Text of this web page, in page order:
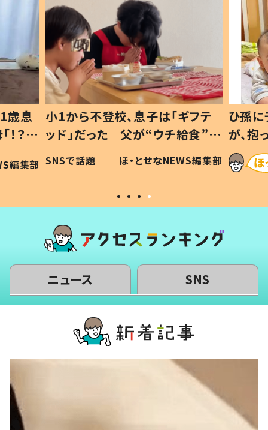
歳息
？」
編集部
小1から不登校、息子は「ギフテ
ッド」だった 父が“ウチ給食”を
作り続ける理由とは #令和の親
#令和の子
SNSで話題 ほ・とせなNEWS編集部
ひ孫
が、
「涙が
い」
ニュース SNS